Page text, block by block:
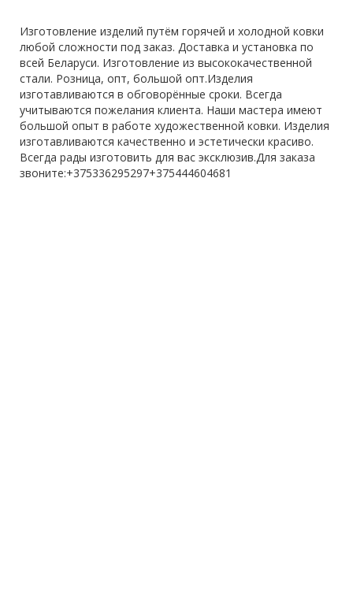
Изготовление изделий путём горячей и холодной ковки
любой сложности под заказ. Доставка и установка по
всей Беларуси. Изготовление из высококачественной
стали. Розница, опт, большой опт.Изделия
изготавливаются в обговорённые сроки. Всегда
учитываются пожелания клиента. Наши мастера имеют
большой опыт в работе художественной ковки. Изделия
изготавливаются качественно и эстетически красиво.
Всегда рады изготовить для вас эксклюзив.Для заказа
звоните:+375336295297+375444604681